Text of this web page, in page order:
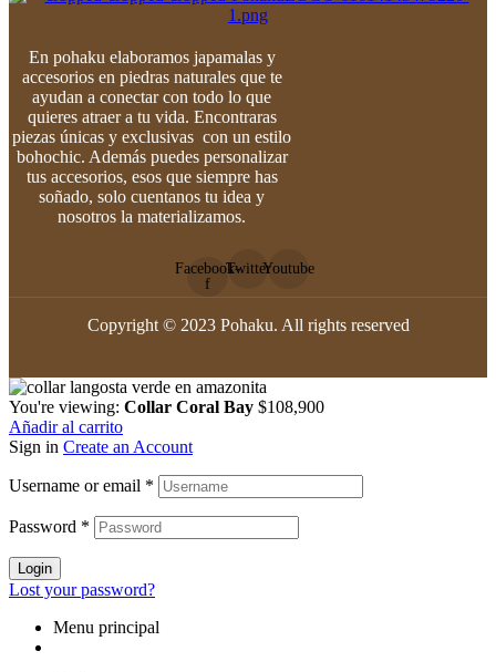
En pohaku elaboramos japamalas y
accesorios en piedras naturales que te
ayudan a conectar con todo lo que
quieres atraer a tu vida. Encontraras
piezas únicas y exclusivas con un estilo
bohochic. Además puedes personalizar
tus accesorios, esos que siempre has
soñado, solo cuentanos tu idea y
nosotros la materializamos.
Facebook-
f
TwitterYoutube
Copyright © 2023 Pohaku. All rights reserved
You're viewing: Collar Coral Bay $108,900
Añadir al carrito
Sign in Create an Account
Username or email *
Password *
Login
Lost your password?
Menu principal